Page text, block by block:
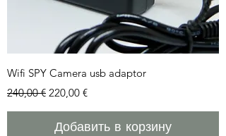
Wifi SPY Camera usb adaptor
Обычная цена
240,00 € Цена со скидкой
220,00 €
Добавить в корзину